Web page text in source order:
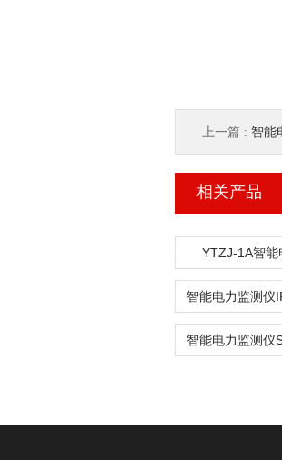
上一篇 : 智能
相关产品
YTZJ-1A智能